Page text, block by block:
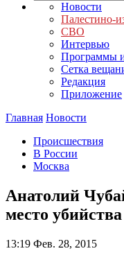
Новости
Палестино-
СВО
Интервью
Программы
Сетка
Редакция
Приложение
Главная Новости
Происшествия
В России
Москва
Анатолий
место
13:19 Фев. 28, 2015